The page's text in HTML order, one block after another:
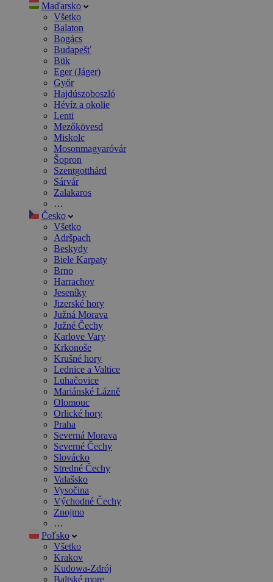
Maďarsko
Všetko
Balaton
Bogács
Budapešť
Bük
Eger (Jáger)
Győr
Hajdúszoboszló
Hévíz a okolie
Lenti
Mezőkövesd
Miskolc
Mosonmagyaróvár
Šopron
Szentgotthárd
Sárvár
Zalakaros
…
Česko
Všetko
Adršpach
Beskydy
Biele Karpaty
Brno
Harrachov
Jeseníky
Jizerské hory
Južná Morava
Južné Čechy
Karlove Vary
Krkonoše
Krušné hory
Lednice a Valtice
Luhačovice
Mariánské Lázně
Olomouc
Orlické hory
Praha
Severná Morava
Severné Čechy
Slovácko
Stredné Čechy
Valašsko
Vysočina
Východné Čechy
Znojmo
…
Poľsko
Všetko
Krakov
Kudowa-Zdrój
Baltské more